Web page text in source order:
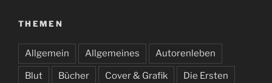
THEMEN
Allgemein Allgemeines Autorenleben
Blut Bücher Cover & Grafik Die Ersten